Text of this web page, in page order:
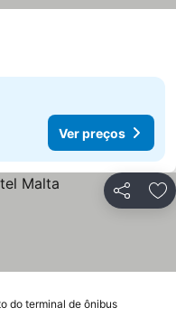
Ver preços
Partilhar
do terminal de ônibusVer